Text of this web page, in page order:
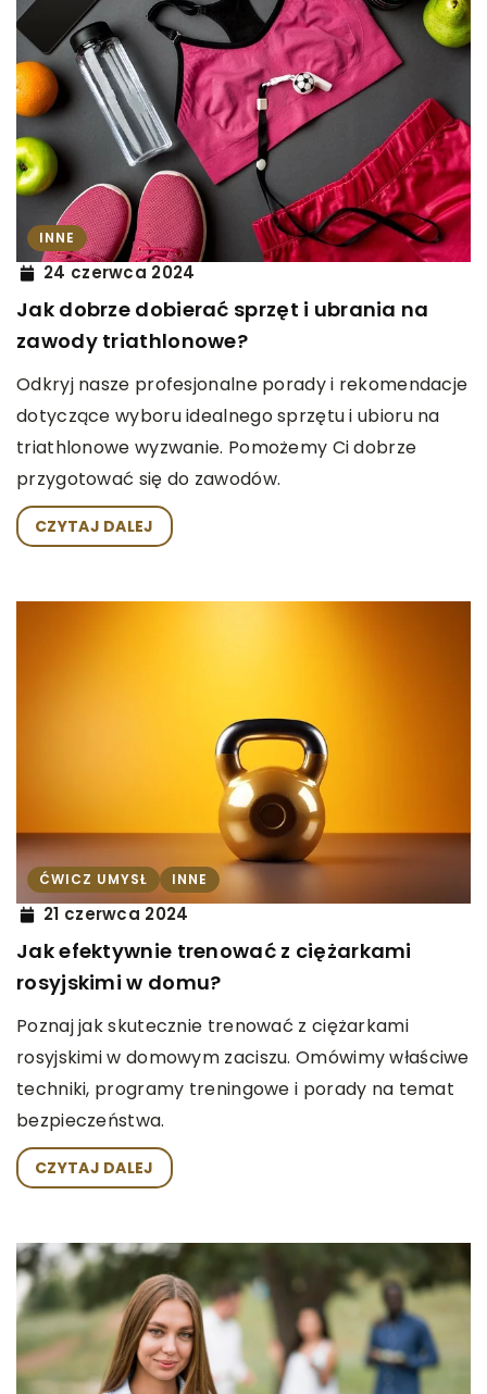
INNE
24 czerwca 2024
Jak dobrze dobierać sprzęt i ubrania na
zawody triathlonowe?
Odkryj nasze profesjonalne porady i rekomendacje
dotyczące wyboru idealnego sprzętu i ubioru na
triathlonowe wyzwanie. Pomożemy Ci dobrze
przygotować się do zawodów.
CZYTAJ DALEJ
ĆWICZ UMYSŁ INNE
21 czerwca 2024
Jak efektywnie trenować z ciężarkami
rosyjskimi w domu?
Poznaj jak skutecznie trenować z ciężarkami
rosyjskimi w domowym zaciszu. Omówimy właściwe
techniki, programy treningowe i porady na temat
bezpieczeństwa.
CZYTAJ DALEJ